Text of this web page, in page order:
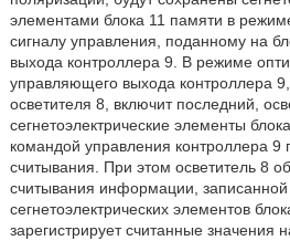
элементами блока 11 памяти в
сигналу управления, поданному на
выхода контроллера 9. В режиме
управляющего выхода контроллера
осветителя 8, включит последний,
сегнетоэлектрические элементы
командой управления контроллера 9
считывания. При этом осветитель 8
считывания информации,
сегнетоэлектрических элементов
зарегистрирует считанные значения